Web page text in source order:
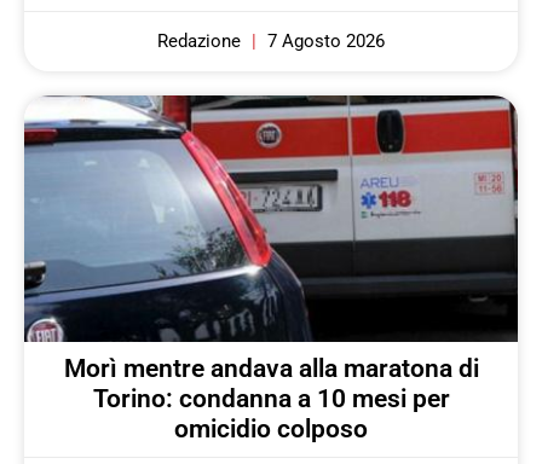
Redazione 7 Agosto 2026
Morì mentre andava alla maratona di
Torino: condanna a 10 mesi per
omicidio colposo